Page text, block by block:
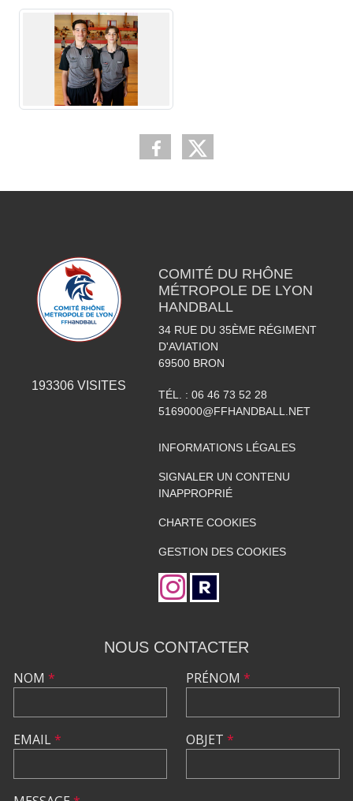
193306 VISITES
COMITÉ DU RHÔNE
MÉTROPOLE DE LYON
HANDBALL
34 RUE DU 35ÈME RÉGIMENT
D'AVIATION
69500 BRON
TÉL. : 06 46 73 52 28
5169000@FFHANDBALL.NET
INFORMATIONS LÉGALES
SIGNALER UN CONTENU
INAPPROPRIÉ
CHARTE COOKIES
GESTION DES COOKIES
NOUS CONTACTER
NOM *
EMAIL*
PRÉNOM *
OBJET *